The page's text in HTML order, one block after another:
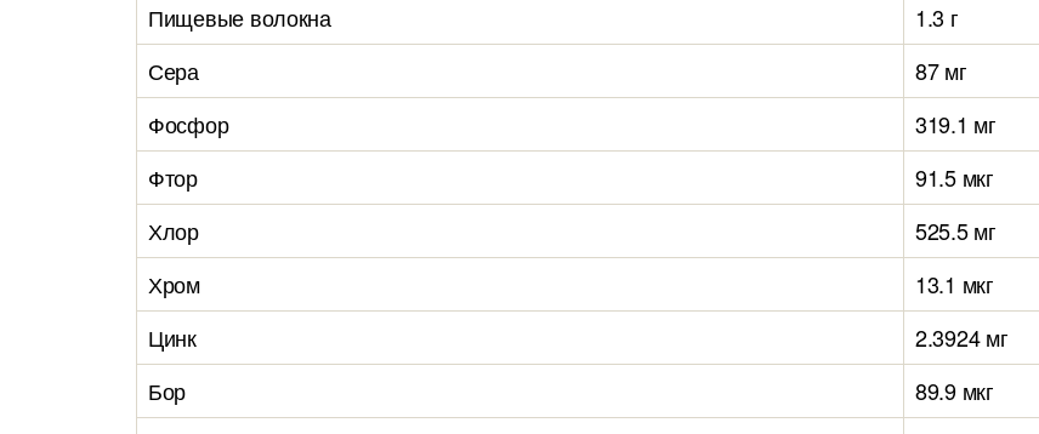
Пищевые волокна
1.3 г
Сера
87 мг
Фосфор
319.1 мг
Фтор
91.5 мкг
Хлор
525.5 мг
Хром
13.1 мкг
Цинк
2.3924 мг
Бор
89.9 мкг